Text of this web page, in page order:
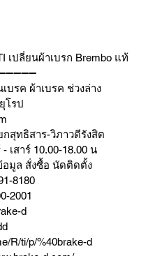
เปลี่ยนผ้าเบรก Brembo แท้
บรค ผ้าเบรค ช่วงล่าง
โรป
สุทธิสาร-วิภาวดีรังสิต
เสาร์ 10.00-18.00 น
มูล สั่งซื้อ นัดติดตั้ง
8180
2001
d
R/ti/p/%40brake-d